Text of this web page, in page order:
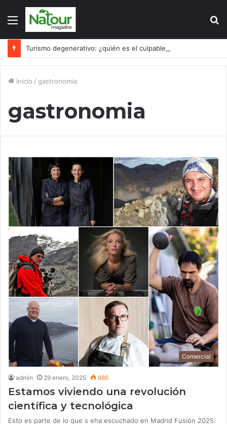
Menú
Inicio / gastronomia
gastronomia
Comercial
admin 29 enero, 2025 686
Estamos viviendo una revolución
científica y tecnológica
Esto es parte de lo que s eha escuchado en Madrid Fusión 2025: